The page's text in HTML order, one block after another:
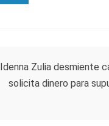
Idenna Zulia desmiente
solicita dinero para